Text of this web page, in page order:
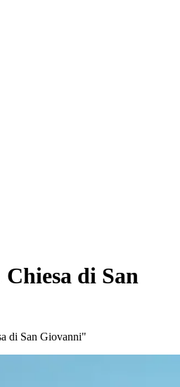
di San
di San Giovanni"